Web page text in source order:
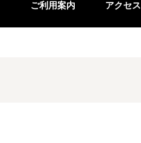
ご利用案内 アクセス